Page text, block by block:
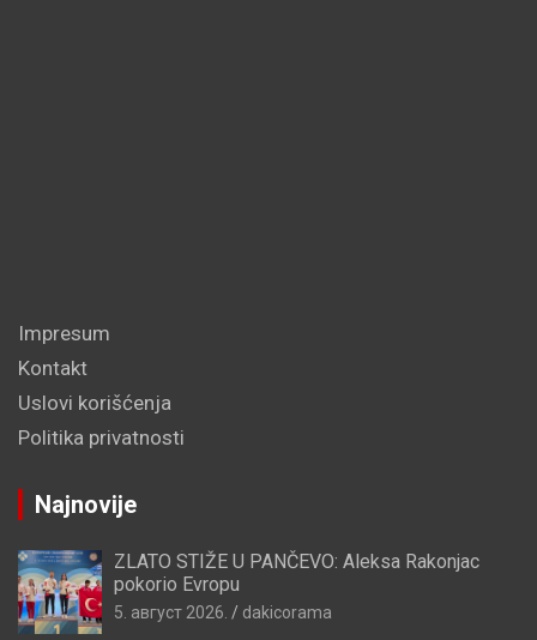
Impresum
Kontakt
Uslovi korišćenja
Politika privatnosti
Najnovije
ZLATO STIŽE U PANČEVO: Aleksa Rakonjac
pokorio Evropu
5. август 2026. dakicorama